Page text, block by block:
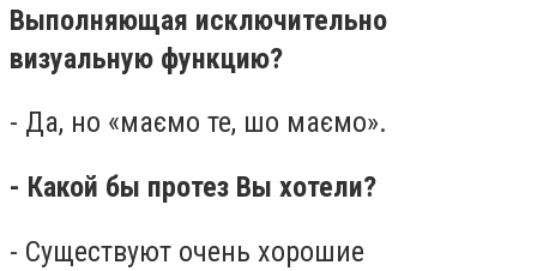
Выполняющая исключительно
визуальную функцию?
- Да, но «маємо те, шо маємо».
- Какой бы протез Вы хотели?
- Существуют очень хорошие